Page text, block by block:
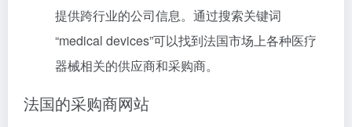
提供跨行业的公司信息。通过搜索关键词
“medical devices”可以找到法国市场上各种医疗
器械相关的供应商和采购商。
法国的采购商网站